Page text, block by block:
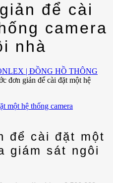
để cài
camera
nhà
| ĐỒNG HỒ THÔNG
đơn giản để cài đặt một hệ
để cài đặt một
giám sát ngôi